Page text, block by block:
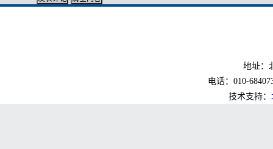
地址：
电话：010-
技术支持：